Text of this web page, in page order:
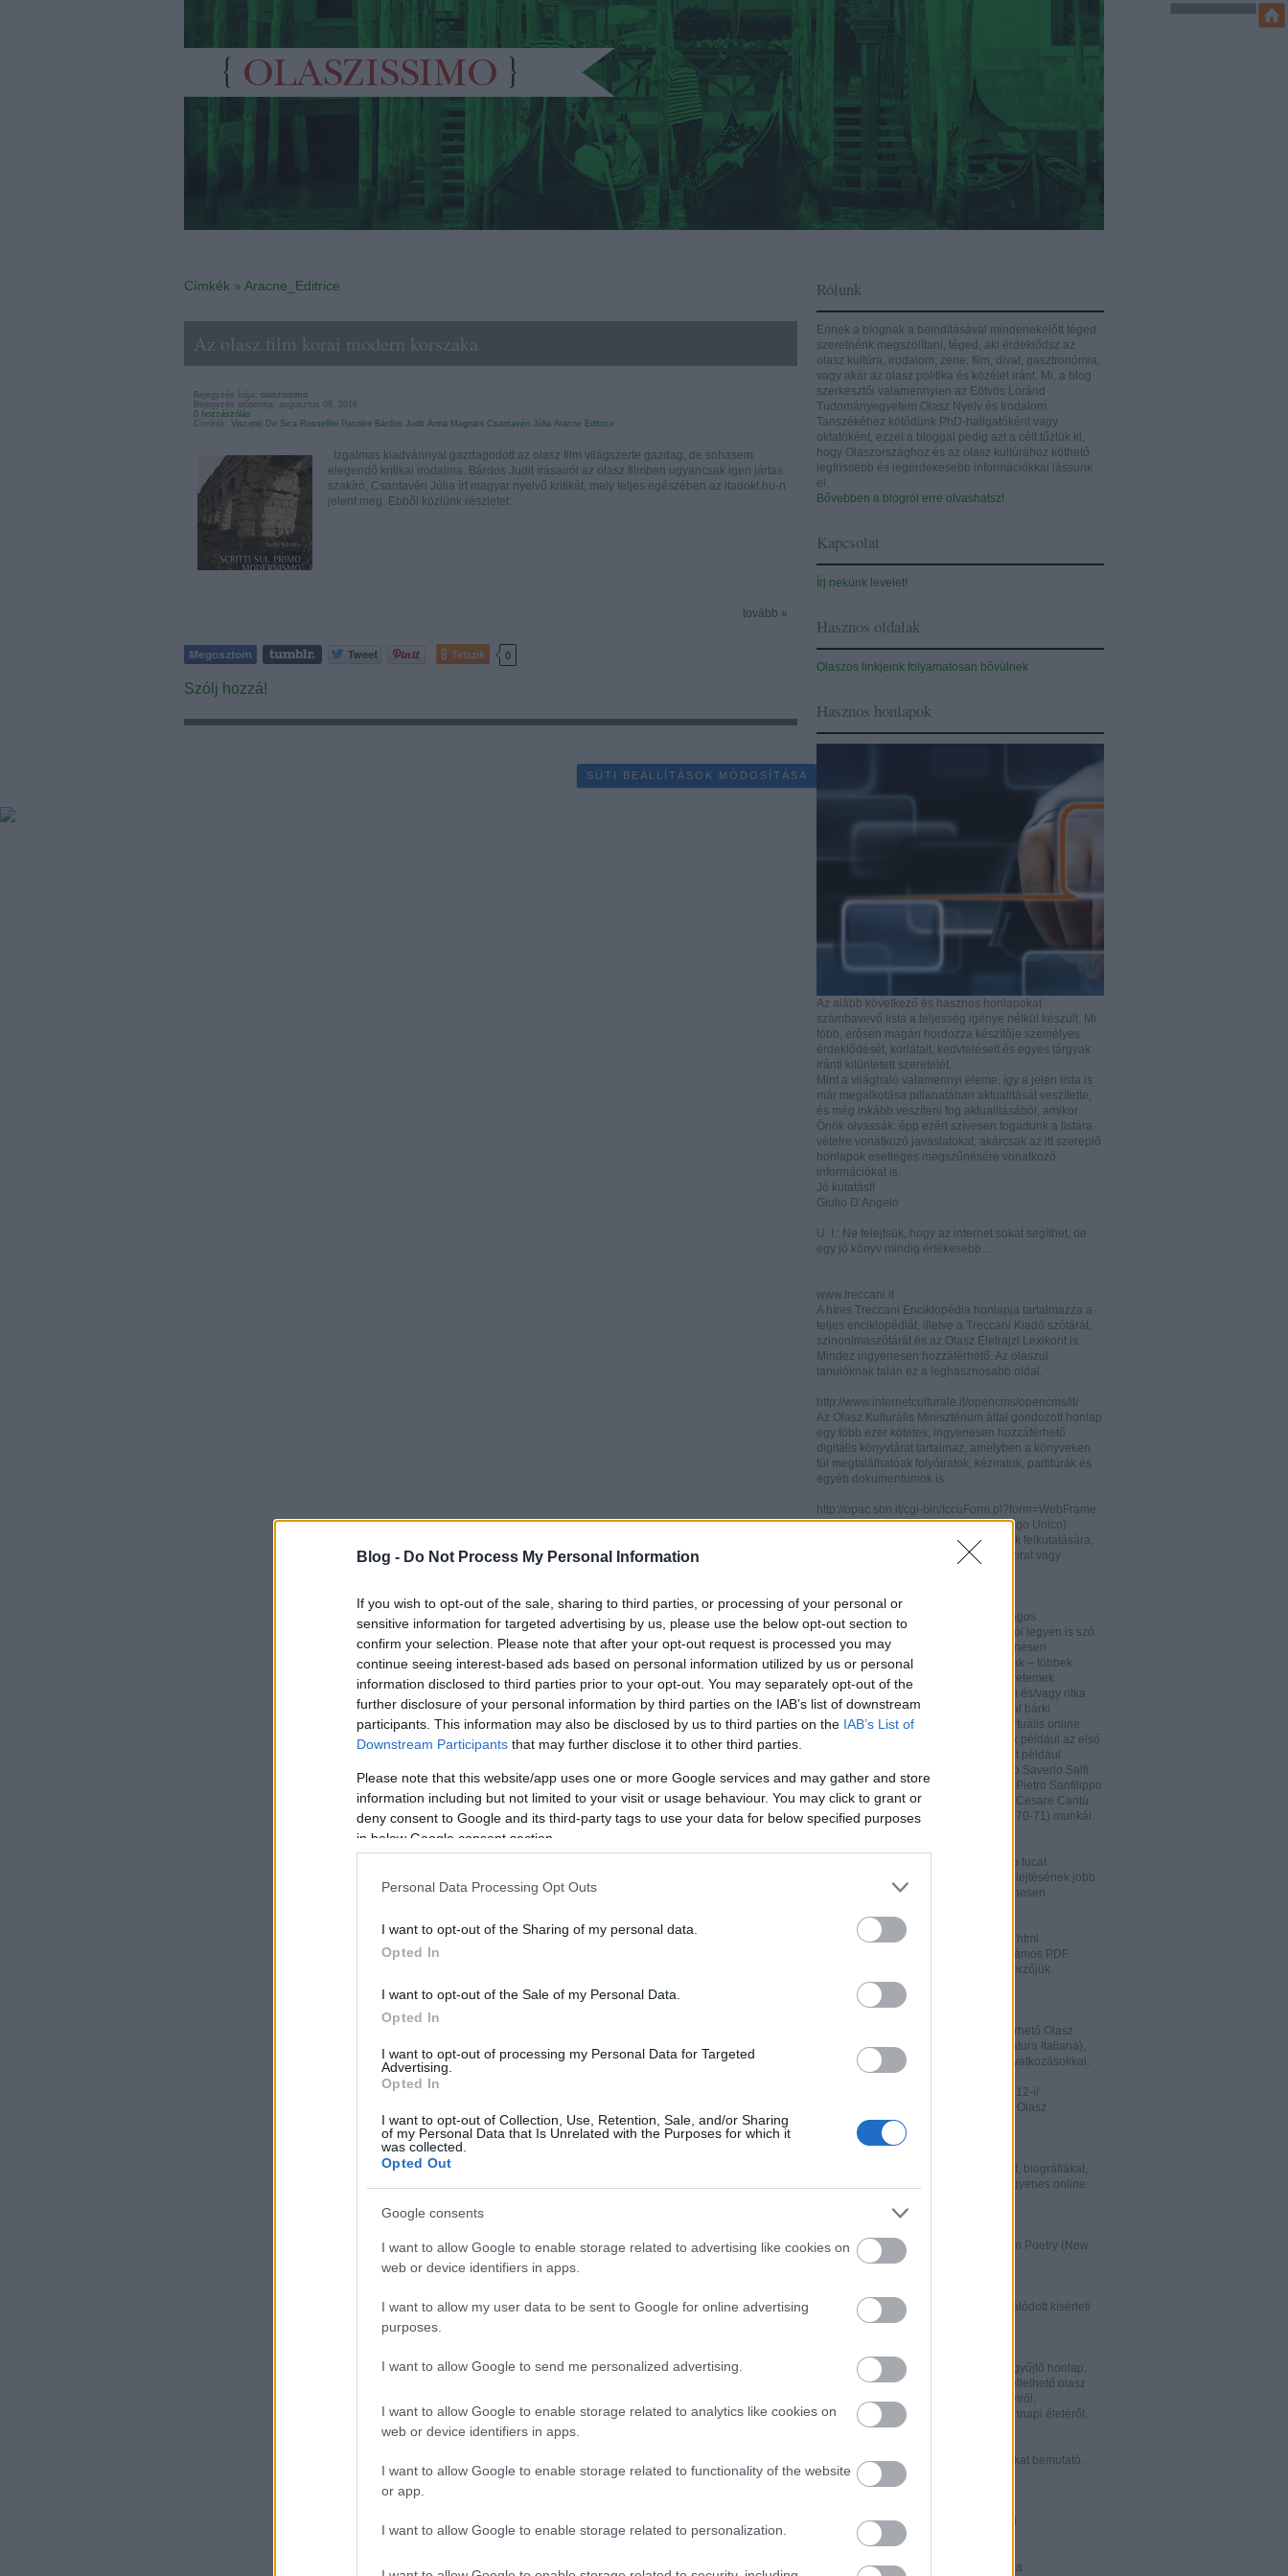
Blog - Do Not Process My Personal Information
If you wish to opt-out of the sale, sharing to third parties, or processing of your personal or
sensitive information for targeted advertising by us, please use the below opt-out section to
confirm your selection. Please note that after your opt-out request is processed you may
continue seeing interest-based ads based on personal information utilized by us or personal
information disclosed to third parties prior to your opt-out. You may separately opt-out of the
further disclosure of your personal information by third parties on the IAB’s list of downstream
participants. This information may also be disclosed by us to third parties on the IAB’s List of
Downstream Participants that may further disclose it to other third parties.
Please note that this website/app uses one or more Google services and may gather and store
information including but not limited to your visit or usage behaviour. You may click to grant or
deny consent to Google and its third-party tags to use your data for below specified purposes
in below Google consent section.
Personal Data Processing Opt Outs
I want to opt-out of the Sharing of my personal data.
Opted In
I want to opt-out of the Sale of my Personal Data.
Opted In
I want to opt-out of processing my Personal Data for Targeted
Advertising.
Opted In
I want to opt-out of Collection, Use, Retention, Sale, and/or Sharing
of my Personal Data that Is Unrelated with the Purposes for which it
was collected.
Opted Out
Google consents
I want to allow Google to enable storage related to advertising like cookies on
web or device identifiers in apps.
I want to allow my user data to be sent to Google for online advertising
purposes.
I want to allow Google to send me personalized advertising.
I want to allow Google to enable storage related to analytics like cookies on
web or device identifiers in apps.
I want to allow Google to enable storage related to functionality of the website
or app.
I want to allow Google to enable storage related to personalization.
Rólunk
Ennek a blognak a beindításával mindenekelőtt téged
szeretnénk megszólítani, téged, aki érdeklődsz az
olasz kultúra, irodalom, zene, film, divat, gasztronómia,
vagy akár az olasz politika és közélet iránt. Mi, a blog
szerkesztői valamennyien az Eötvös Loránd
Tudományegyetem Olasz Nyelv és Irodalom
Tanszékéhez kötődünk PhD-hallgatóként vagy
oktatóként, ezzel a bloggal pedig azt a célt tűztük ki,
hogy Olaszországhoz és az olasz kultúrához köthető
legfrissebb és legérdekesebb információkkal lássunk
el.
Bővebben a blogról erre olvashatsz!
Kapcsolat
Írj nekünk levelet!
Hasznos oldalak
Olaszos linkjeink folyamatosan bővülnek
Hasznos honlapok
Az alább következő és hasznos honlapokat
számbavevő lista a teljesség igénye nélkül készült. Mi
több, erősen magán hordozza készítője személyes
érdeklődését, korlátait, kedvteléseit és egyes tárgyak
iránti kitüntetett szeretetét.
Mint a világhaló valamennyi eleme, így a jelen lista is
már megalkotása pillanatában aktualitását veszítette,
és még inkább veszíteni fog aktualitásából, amikor
Önök olvassák: épp ezért szívesen fogadunk a listára
vételre vonatkozó javaslatokat, akárcsak az itt szereplő
honlapok esetleges megszűnésére vonatkozó
információkat is.
Jó kutatást!
Giulio D’Angelo
U. I.: Ne felejtsük, hogy az internet sokat segíthet, de
egy jó könyv mindig értékesebb...
www.treccani.it
A híres Treccani Enciklopédia honlapja tartalmazza a
teljes enciklopédiát, illetve a Treccani Kiadó szótárát,
szinonimaszótárát és az Olasz Életrajzi Lexikont is.
Mindez ingyenesen hozzáférhető. Az olaszul
tanulóknak talán ez a leghasznosabb oldal.
http://www.internetculturale.it/opencms/opencms/it/
Az Olasz Kulturális Minisztérium által gondozott honlap
egy több ezer kötetes, ingyenesen hozzáférhető
digitális könyvtárat tartalmaz, amelyben a könyveken
túl megtalálhatóak folyóiratok, kéziratok, partitúrák és
egyéb dokumentumok is.
http://opac.sbn.it/cgi-bin/IccuForm.pl?form=WebFrame
Az ICCU (Istituto Centrale per il Catalogo Unico)
keresőrendszere. Hasznos lehet annak felkutatására,
hogy hol lelhető fel egy-egy könyv, kézirat vagy
http://books.google.it/
A könyveknek és folyóiratoknak valóságos
kincseskamrája ez, bármelyik századról legyen is szó.
Ezen az oldalon olvashatóak és ingyenesen
letölthetőek minden nemzetiségű írónak – többek
között olaszoknak is – az amerikai egyetemek
könyvtáraiban digitalizált, első kiadású és/vagy ritka
könyvei. Egy Google vagy Gmail fiókkal bárki
létrehozhatja és megőrizheti a saját virtuális online
könyvtárát. A honlapon megtalálhatóak például az első
olasz irodalomtörténeti munkák is, mint például
Girolamo Tiraboschi (1825), Francesco Saverio Salfi
(1834), Giuseppe Maffei (1852-1853), Pietro Sanfilippo
(1859), Paolo Emiliani-Giudici (1863), Cesare Cantù
(1865) vagy Francesco De Sanctis (1870-71) munkái.
2.495 e-könyv, 6.320 zenei darab, több tucat
hangoskönyv segíthet az olasz nyelv kiejtésének jobb
elsajátításában. Valamennyi file ingyenesen
http://www.letteraturaitaliana.net/index.html
Az előzőhöz nagyon hasonló oldal, számos PDF
formátumú olasz irodalmi művel és szerzőjük
életrajzával gazdagítva.
Antonio Piromalli ingyenesen hozzáférhető Olasz
irodalomtörténet-e (Storia della Letteratura Italiana),
digitális keresőprogrammal és hiperhivatkozásokkal.
http://www3.unibo.it/boll900/numeri/2012-i/
«Bollettino '900». A Bolognai Egyetem Olasz
Tanszékének online folyóirata.
Régi és kortárs olasz irodalmi műveket, biográfiákat,
szerzőket és recenziókat bemutató, ingyenes online
Gradiva - International Journal of Italian Poetry (New
York - Roma)
Az iskolai irodalomoktatásra specializálódott kísérleti
folyóirat.
A világ italianisztikai folyóiratait egybegyűjtő honlap.
Számos információt kínál a világban fellelhető olasz
tanszékek folyóiratairól, kiadott könyveiről,
publikációiról, ösztöndíjairól és mindennapi életéről.
Régi és ritka történelmi dokumentumokat bemutató,
érdekes és könnyen átlátható honlap.
Irodalmi és egyéb témákat kínáló oldal.
A rangos olasz folyóirat online változata.
Címkék » Aracne_Editrice
Az olasz film korai modern korszaka
Bejegyzés írója: olaszissimo
Bejegyzés időpontja: augusztus 08, 2016
0 hozzászólás
Címkék: Visconti De Sica Rossellini Pasolini Bárdos Judit Anna Magnani Csantavéri Júlia Aracne Editrice
Izgalmas kiadvánnyal gazdagodott az olasz film világszerte gazdag, de sohasem
elegendő kritikai irodalma. Bárdos Judit írásairól az olasz filmben ugyancsak igen jártas
szakíró, Csantavéri Júlia írt magyar nyelvű kritikát, mely teljes egészében az itadokt.hu-n
jelent meg. Ebből közlünk részletet:
tovább »
Tetszik 0
Szólj hozzá!
SÜTI BEÁLLÍTÁSOK MÓDOSÍTÁSA